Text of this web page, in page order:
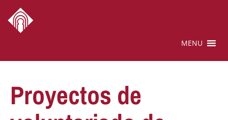
MENU
Proyectos de